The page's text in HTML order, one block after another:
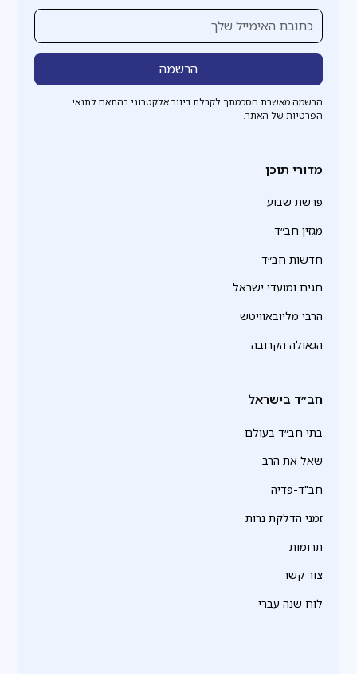
הרשמה מאשרת הסכמתך לקבלת דיוור אלקטרוני בהתאם לתנאי
הפרטיות של האתר.
מדורי תוכן
פרשת שבוע
מגזין חב״ד
חדשות חב״ד
חגים ומועדי ישראל
הרבי מליובאוויטש
הגאולה הקרובה
חב״ד בישראל
בתי חב״ד בעולם
שאל את הרב
חב"ד-פדיה
זמני הדלקת נרות
תרומות
צור קשר
לוח שנה עברי